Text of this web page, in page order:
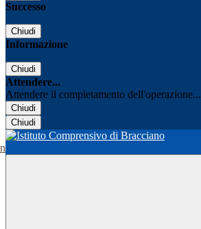
Successo
Chiudi
Informazione
Chiudi
Attendere...
Attendere il completamento dell'operazione...
Chiudi
Chiudi